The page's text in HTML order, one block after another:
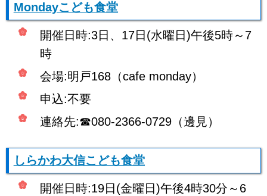
Mоndayこども食堂
開催日時:3日、17日(水曜日)午後5時～7
時
会場:明戸168（cafe monday）
申込:不要
連絡先:☎080-2366-0729（邊見）
しらかわ大信こども食堂
開催日時:19日(金曜日)午後4時30分～6